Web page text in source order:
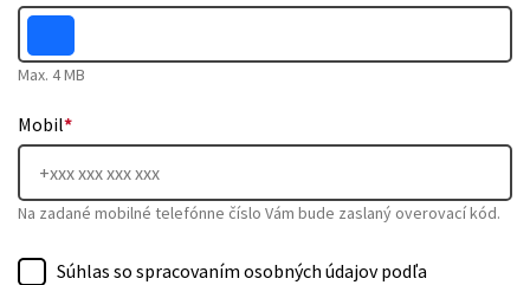
Max. 4 MB
Mobil*
Na zadané mobilné telefónne číslo Vám bude zaslaný overovací kód.
Súhlas so spracovaním osobných údajov podľa